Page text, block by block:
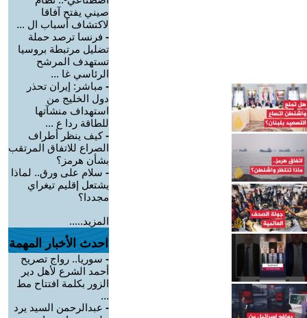
صيني يفتح آفاقا
لاكتشاف أسباب ال ...
- فرنسا ترصد حملة
تضليل مرتبطة بروسيا
تستهدف المرشح
الرئاسي غا ...
- مباشر: إيران تحذر
دول الخليج من
استهداف منشآتها
للطاقة ردا ع ...
-كيف ينظر أطراف
الصراع للاتفاق المرتقب
بشأن هرمز؟
- سلام على ورق.. لماذا
يشتعل إقليم تيغراي
مجددا؟
المزيد.....
احدث الأخبار المهمة
- سوريا.. رواج تصريح
أحمد الشرع لأهل دير
الزور بكلمة افتتاح مط
...
- عبدالرحمن السيد يرد